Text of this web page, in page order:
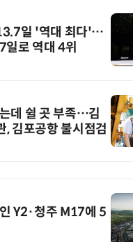
일 '역대 최다'…
로 역대 4위
데 쉴 곳 부족…김
, 김포공항 불시점검
Y2·청주 M17에 5